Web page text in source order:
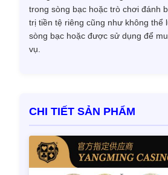
trong sòng bạc hoặc trò chơi đánh
trị tiền tệ riêng cũng như không thể
sòng bạc hoặc được sử dụng để
vụ.
CHI TIẾT SẢN PHẨM